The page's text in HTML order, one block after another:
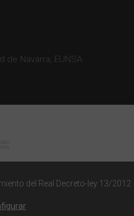
de Navarra, EUNSA
del Real Decreto-ley 13/